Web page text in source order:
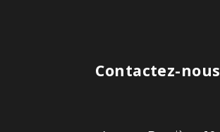
Contactez-nous